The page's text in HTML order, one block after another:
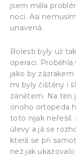
jsem měla
noci. Asi
unavená.
Bolesti byly už
operaci.
jako by
mi byly čištěny i
zánětem. Na ten
onoho ortopeda
toto nijak neřešil.
úlevy a já se
která se při
než jak